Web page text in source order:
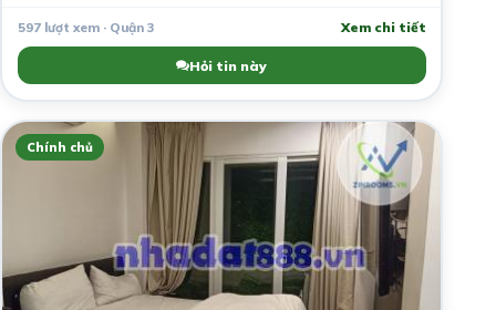
597 lượt xem · Quận 3 Xem chi tiết
Hỏi tin này
Chính chủ